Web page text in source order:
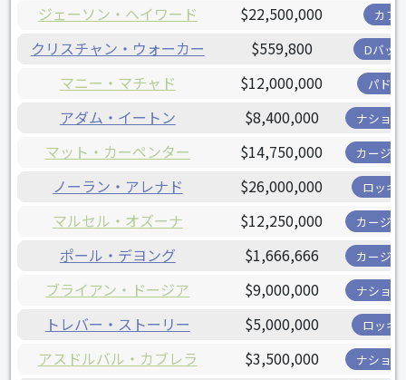
ジェーソン・ヘイワード $22,500,000 カブ
クリスチャン・ウォーカー $559,800 Dバッ
マニー・マチャド $12,000,000 パド
アダム・イートン $8,400,000 ナショ
マット・カーペンター $14,750,000 カージ
ノーラン・アレナド $26,000,000 ロッキ
マルセル・オズーナ $12,250,000 カージ
ポール・デヨング $1,666,666 カージ
ブライアン・ドージア $9,000,000 ナショ
トレバー・ストーリー $5,000,000 ロッキ
アスドルバル・カブレラ $3,500,000 ナショ